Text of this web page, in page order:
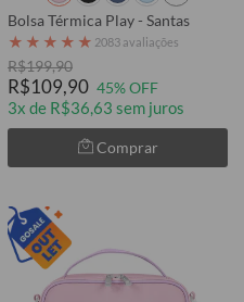
Bolsa Térmica Play - Santas
★ ★ ★ ★ ★ 2083 avaliações
R$199,90
R$109,90 45% OFF
3x de R$36,63 sem juros
Comprar